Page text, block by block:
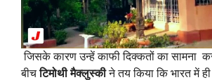
जिसके कारण उन्हें काफी दिक्कतों का सामना
बीचटिमोथी मैक्लुस्कीने तय किया कि भारत में